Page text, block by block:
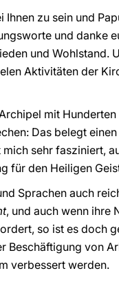
Ihnen zu sein und
und danke
und
Aktivitäten der
mit
Das belegt einen
sehr fasziniert,
für den Heiligen
Sprachen auch
, und auch wenn ihre
so ist es doch
Beschäftigung von
verbessert werden.